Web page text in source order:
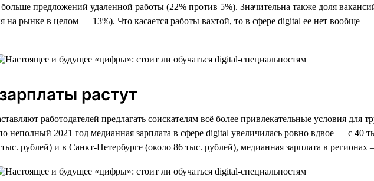
предложений удаленной работы (22% против 5%). Значительна также доля
рынке в целом — 13%). Что касается работы вахтой, то в сфере digital ее нет вообще —
растут
работодателей предлагать соискателям всё более привлекательные условия для
по неполный 2021 год медианная зарплата в сфере digital увеличилась ровно вдвое — с
рублей) и в Санкт-Петербурге (около 86 тыс. рублей), медианная зарплата в